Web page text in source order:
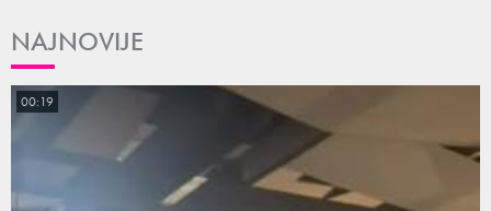
NAJNOVIJE
00:19